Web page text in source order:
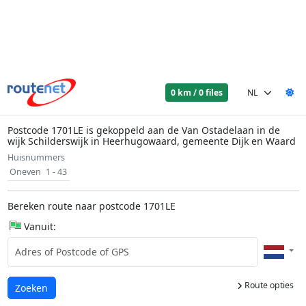
0 km / 0 files
Postcode 1701LE is gekoppeld aan de Van Ostadelaan in de
wijk Schilderswijk in Heerhugowaard, gemeente Dijk en Waard
Huisnummers
Oneven 1 - 43
Bereken route naar postcode 1701LE
Vanuit:
Route opties
Laden...
Zoeken